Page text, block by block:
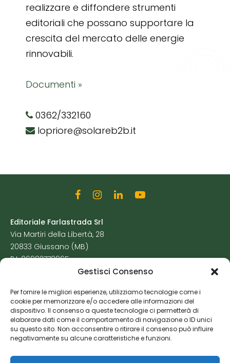
Gestisci Consenso
Per fornire le migliori esperienze, utilizziamo tecnologie come i
cookie per memorizzare e/o accedere alle informazioni del
dispositivo. Il consenso a queste tecnologie ci permetterà di
elaborare dati come il comportamento di navigazione o ID unici
su questo sito. Non acconsentire o ritirare il consenso può influire
negativamente su alcune caratteristiche e funzioni.
realizzare e diffondere strumenti
editoriali che possano supportare la
crescita del mercato delle energie
rinnovabili.
Documenti »
0362/332160
lopriore@solareb2b.it
Editoriale Farlastrada Srl
Via Martiri della Libertà, 28
20833 Giussano (MB)
P.I. 06982770965
Cookie Policy
Risorse Aggiuntive